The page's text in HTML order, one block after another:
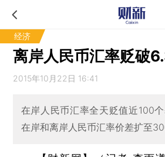
经济
离岸人民币汇率贬破
2015年10月22日 16:41
在岸人民币汇率全天贬值近100
在岸和离岸人民币汇率价差扩至